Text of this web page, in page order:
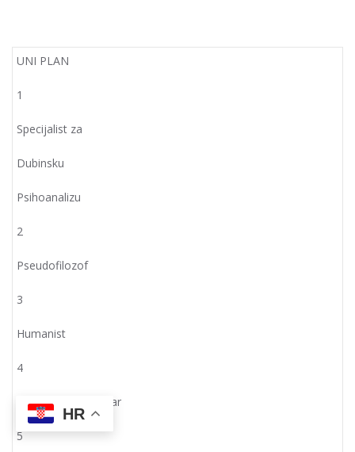
UNI PLAN
1
Specijalist za
Dubinsku
Psihoanalizu
2
Pseudofilozof
3
Humanist
4
Sistemski Teoretičar
5
HR